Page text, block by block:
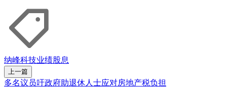
纳峰科技业绩股息
上一篇
多名议员吁政府助退休人士应对房地产税负担